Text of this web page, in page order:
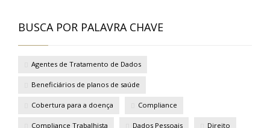
BUSCA POR PALAVRA CHAVE
Agentes de Tratamento de Dados
Beneficiários de planos de saúde
Cobertura para a doença Compliance
Compliance Trabalhista Dados Pessoais Direito